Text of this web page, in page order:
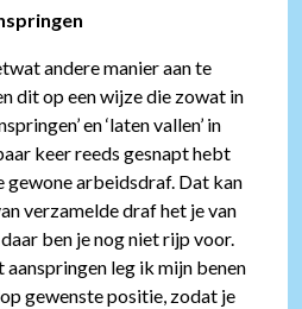
andere manier aan te
dit op een wijze die zowat in
en ‘laten vallen’ in
keer reeds gesnapt hebt
arbeidsdraf. Dat kan
verzamelde draf het je van
ben je nog niet rijp voor.
aanspringen leg ik mijn benen
gewenste positie, zodat je